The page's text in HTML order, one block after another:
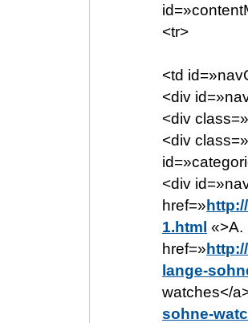
<tr>
<td
<div
<div
<div
<div
href=»
1.html «>A.
href=»
lange-
watches</
sohne-